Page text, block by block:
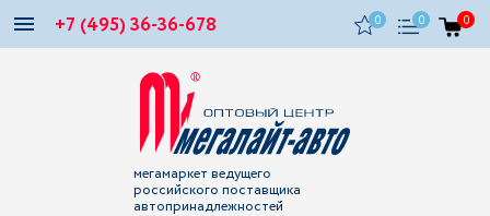
+7 (495) 36-36-678 0 0 0
мегамаркет ведущего
российского поставщика
автопринадлежностей